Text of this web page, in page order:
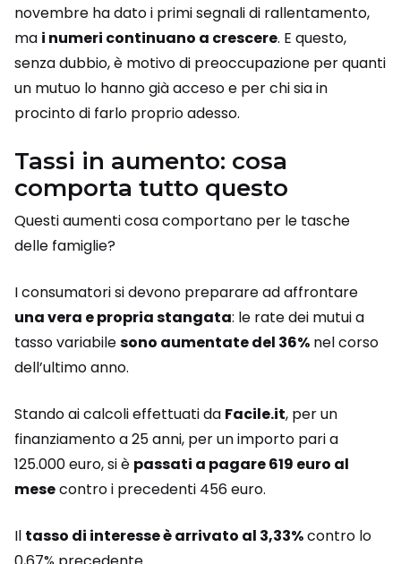
novembre ha dato i primi segnali di rallentamento,
ma i numeri continuano a crescere. E questo,
senza dubbio, è motivo di preoccupazione per quanti
un mutuo lo hanno già acceso e per chi sia in
procinto di farlo proprio adesso.
Tassi in aumento: cosa
comporta tutto questo
Questi aumenti cosa comportano per le tasche
delle famiglie?
I consumatori si devono preparare ad affrontare
una vera e propria stangata: le rate dei mutui a
tasso variabilesono aumentate del 36% nel corso
dell’ultimo anno.
Stando ai calcoli effettuati da Facile.it, per un
finanziamento a 25 anni, per un importo pari a
125.000 euro, si è passati a pagare 619 euro al
mesecontro i precedenti 456 euro.
Il tasso di interesse è arrivato al 3,33%contro lo